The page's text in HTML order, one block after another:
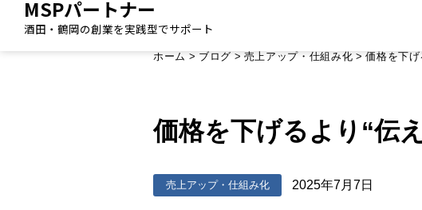
MSPパートナー
酒田・鶴岡の創業を実践型でサポート
ホーム > ブログ> 売上アップ・仕組み化 >価格を下げ
価格を下げるより“伝
売上アップ・仕組み化 2025年7月7日